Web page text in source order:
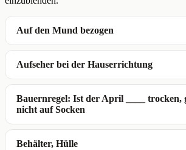
Auf den Mund bezogen
Aufseher bei der Hauserrichtung
Bauernregel: Ist der April ____ trocken,
nicht auf Socken
Behälter, Hülle